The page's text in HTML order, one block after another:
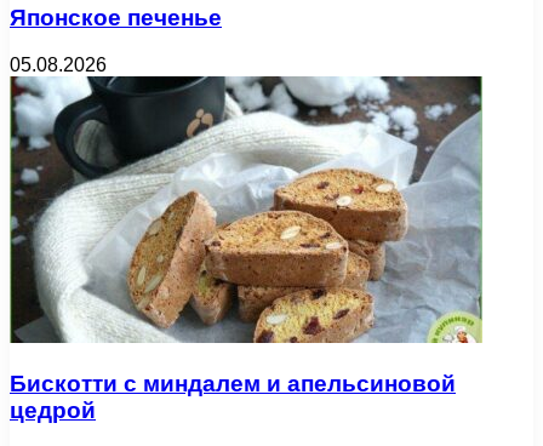
Японское печенье
05.08.2026
Бискотти с миндалем и апельсиновой
цедрой